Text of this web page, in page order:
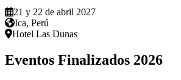
21 y 22 de abril 2027
Ica, Perú
Hotel Las Dunas
Eventos Finalizados 2026